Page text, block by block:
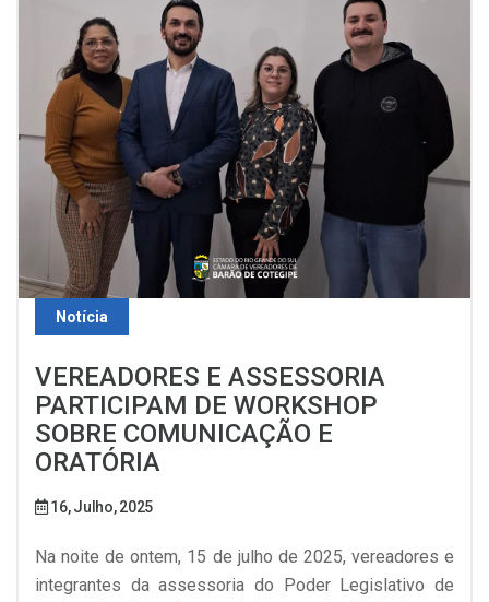
Notícia
VEREADORES E ASSESSORIA
PARTICIPAM DE WORKSHOP
SOBRE COMUNICAÇÃO E
ORATÓRIA
16, Julho, 2025
Na noite de ontem, 15 de julho de 2025, vereadores e
integrantes da assessoria do Poder Legislativo de